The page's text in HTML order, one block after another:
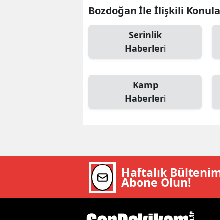
Bozdoğan İle İlişkili
Serinlik
Haberleri
Kamp
Haberleri
Haftalık
Abone Olun!